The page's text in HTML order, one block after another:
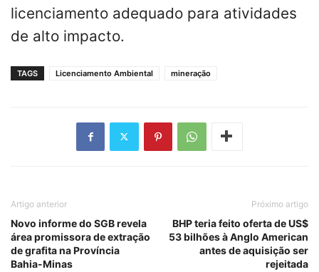
licenciamento adequado para atividades
de alto impacto.
TAGS Licenciamento Ambiental mineração
Artigo anterior
Novo informe do SGB revela
área promissora de extração
de grafita na Província
Bahia-Minas
Próximo artigo
BHP teria feito oferta de US$
53 bilhões à Anglo American
antes de aquisição ser
rejeitada